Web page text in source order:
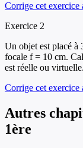
Corrige cet
Exercice 2
Un objet est placé à
focale f = 10 cm.
est réelle ou virtuelle.
Corrige cet
Autres
1ère